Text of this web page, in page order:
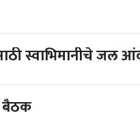
स्वाभिमानीचे जल
बैठक